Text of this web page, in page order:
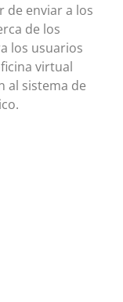
de enviar a los
de los
los usuarios
virtual
al sistema de